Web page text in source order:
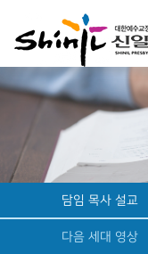
담임 목사 설교
다음 세대 영상